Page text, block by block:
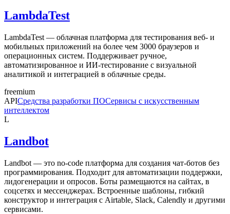
LambdaTest
LambdaTest — облачная платформа для тестирования веб- и
мобильных приложений на более чем 3000 браузеров и
операционных систем. Поддерживает ручное,
автоматизированное и ИИ-тестирование с визуальной
аналитикой и интеграцией в облачные среды.
freemium
APIСредства разработки ПОСервисы с искусственным
интеллектом
L
Landbot
Landbot — это no-code платформа для создания чат-ботов без
программирования. Подходит для автоматизации поддержки,
лидогенерации и опросов. Боты размещаются на сайтах, в
соцсетях и мессенджерах. Встроенные шаблоны, гибкий
конструктор и интеграция с Airtable, Slack, Calendly и другими
сервисами.